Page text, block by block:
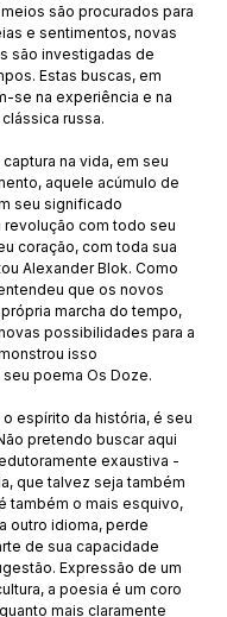
são procurados para
e sentimentos, novas
são investigadas de
Estas buscas, em
se na experiência e na
russa.
na vida, em seu
aquele acúmulo de
seu significado
revolução com todo seu
coração, com toda sua
Alexander Blok. Como
que os novos
marcha do tempo,
possibilidades para a
isso
poema Os Doze.
espírito da história, é seu
pretendo buscar aqui
exaustiva -
que talvez seja também
também o mais esquivo,
outro idioma, perde
de sua capacidade
Expressão de um
a poesia é um coro
mais claramente